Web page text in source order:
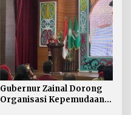
Gubernur Zainal Dorong
Organisasi Kepemudaan